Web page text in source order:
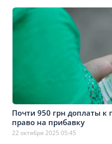
Почти 950 грн доплаты
право на прибавку
22 октября 2025 05:45